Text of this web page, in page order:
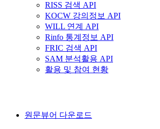
RISS 검색 API
KOCW 강의정보 API
WILL 연계 API
Rinfo 통계정보 API
FRIC 검색 API
SAM 분석활용 API
활용 및 참여 현황
원문뷰어 다운로드